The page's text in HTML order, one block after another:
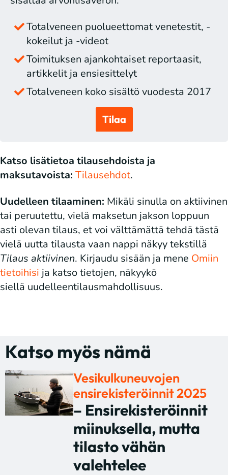
Totalveneen puolueettomat venetestit, -
kokeilut ja -videot
Toimituksen ajankohtaiset reportaasit,
artikkelit ja ensiesittelyt
Totalveneen koko sisältö vuodesta 2017
Tilaa
Katso lisätietoa tilausehdoista ja
maksutavoista: Tilausehdot.
Uudelleen tilaaminen: Mikäli sinulla on aktiivinen
tai peruutettu, vielä maksetun jakson loppuun
asti olevan tilaus, et voi välttämättä tehdä tästä
vielä uutta tilausta vaan nappi näkyy tekstillä
Tilaus aktiivinen. Kirjaudu sisään ja mene Omiin
tietoihisi ja katso tietojen, näkyykö
siellä uudelleentilausmahdollisuus.
Katso myös nämä
Vesikulkuneuvojen
ensirekisteröinnit 2025
– Ensirekisteröinnit
miinuksella, mutta
tilasto vähän
valehtelee